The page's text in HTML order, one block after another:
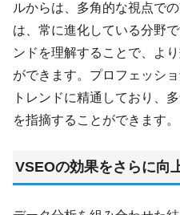
ルからは、多角的な視点で
は、常に進化している分野
ンドを理解することで、よ
ができます。プロフェッシ
トレンドに精通しており、
を指摘することができます。
VSEOの効果をさらに向